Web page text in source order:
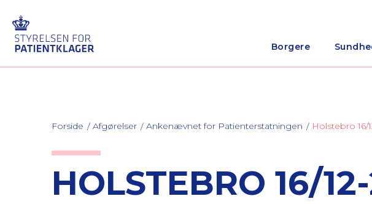
Borgere
Forside Afgørelser Ankenævnet for Patienterstatningen Holstebro 16/
HOLSTEBRO 16/